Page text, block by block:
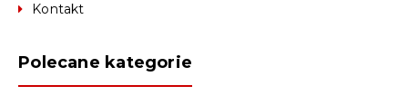
Kontakt
Polecane kategorie